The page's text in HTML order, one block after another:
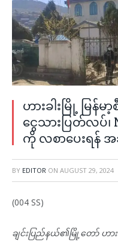
ဟားခါးမြို့ မြန်
ငွေသားပြတ်လပ်၊
ကို လစာပေးရန် အ
BY EDITOR ON AUGUST 29, 2024
(004 SS)
ချင်းပြည်နယ်၏မြို့တော် ဟာ